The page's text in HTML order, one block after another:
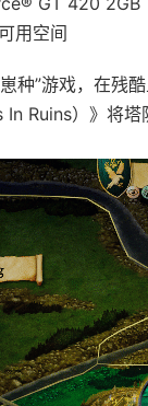
用空间
种”游戏，在残
In Ruins）》将